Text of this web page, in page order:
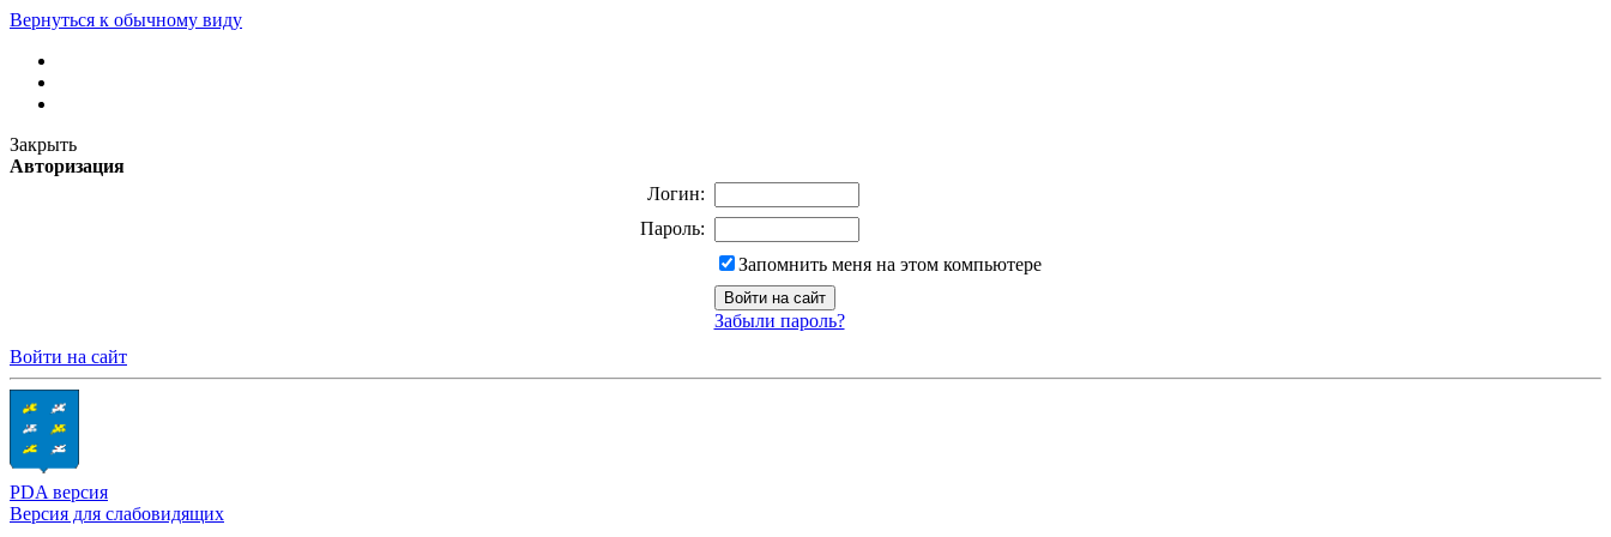
Вернуться к обычному виду
Закрыть
Авторизация
Логин:
Пароль:
Запомнить меня на этом компьютере
Забыли пароль?
Войти на сайт
PDA версия
Версия для слабовидящих